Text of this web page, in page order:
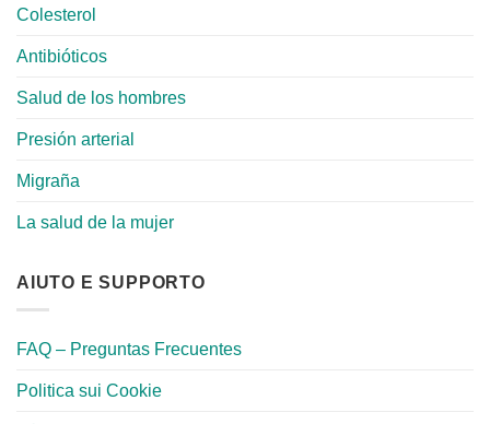
Colesterol
Antibióticos
Salud de los hombres
Presión arterial
Migraña
La salud de la mujer
AIUTO E SUPPORTO
FAQ – Preguntas Frecuentes
Politica sui Cookie